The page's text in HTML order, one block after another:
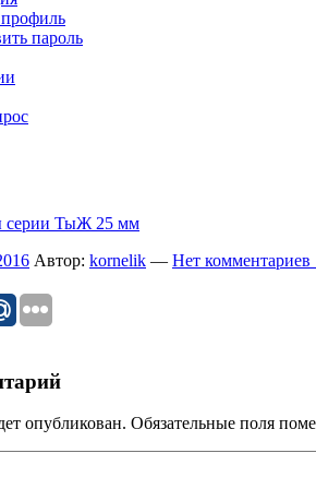
пароль
серии ТыЖ 25 мм
Автор: kornelik — Нет комментариев
опубликован. Обязательные поля